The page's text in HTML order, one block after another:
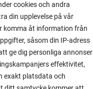
cookies och andra
din upplevelse på vår
komma åt information från
såsom din IP-adress
ge dig personliga annonser
effektivitet,
exakt platsdata och
av grønnsaker
kan utrolig nok
av hudskader, ikke ved
i hagen. For noen år
til sykehuset med